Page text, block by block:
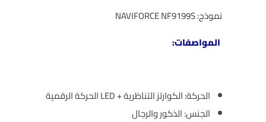
نموذج: NAVIFORCE NF9199S
المواصفات:
الحركة: الكوارتز التناظرية + LED الحركة الرقمية
الجنس: الذكور والرجال